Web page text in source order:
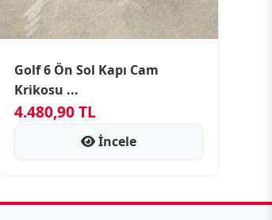
Golf 6 Ön Sol Kapı Cam
Krikosu ...
4.480,90 TL
İncele